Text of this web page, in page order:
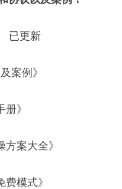
已更新
案例》
》
案大全》
模式》